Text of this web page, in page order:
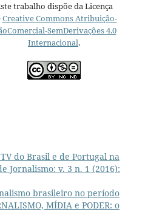
trabalho dispõe da Licença
Creative Commons Atribuição-
SemDerivações 4.0
Internacional.
do Brasil e de Portugal na
Jornalismo: v. 3 n. 1 (2016):
brasileiro no período
MÍDIA e PODER: o